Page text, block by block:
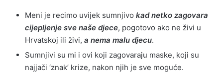
Meni je recimo uvijek sumnjivo kad netko zagovara
cijepljenje sve naše djece, pogotovo ako ne živi u
Hrvatskoj ili živi, a nema malu djecu.
Sumnjivi su mi i ovi koji zagovaraju maske, koji su
najjači ‘znak’ krize, nakon njih je sve moguće.